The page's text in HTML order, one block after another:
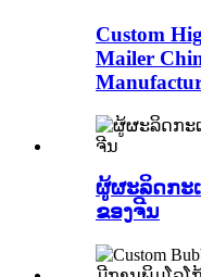
Custom
Mailer
ຜູ້ຜະລິດກະ
ຂອງຈີນ